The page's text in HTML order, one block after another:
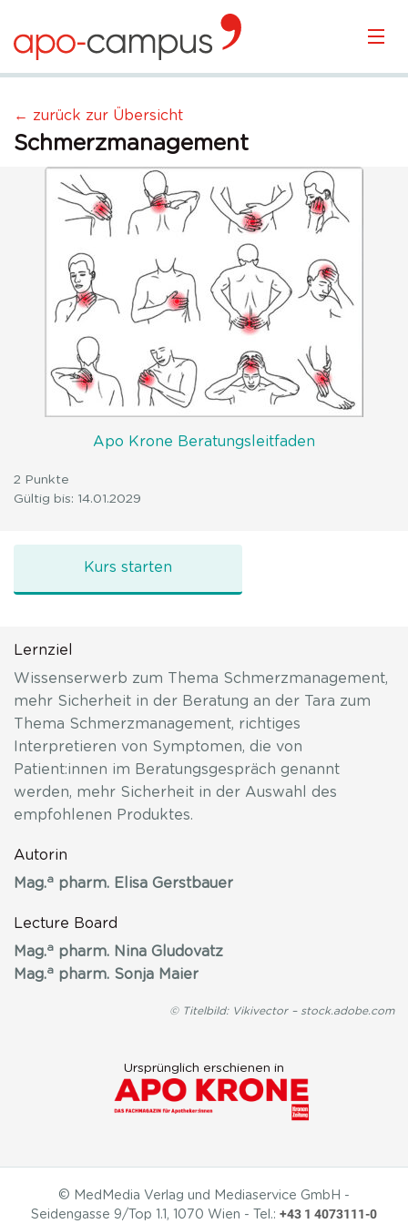
KOSTENLOS ANMELDEN
← zurück zur Übersicht
Schmerzmanagement
Apo Krone Beratungsleitfaden
2 Punkte
Gültig bis: 14.01.2029
Kurs starten
Lernziel
Wissenserwerb zum Thema Schmerzmanagement,
mehr Sicherheit in der Beratung an der Tara zum
Thema Schmerzmanagement, richtiges
Interpretieren von Symptomen, die von
Patient:innen im Beratungsgespräch genannt
werden, mehr Sicherheit in der Auswahl des
empfohlenen Produktes.
Autorin
Mag.a pharm. Elisa Gerstbauer
Lecture Board
Mag.a pharm. Nina Gludovatz
Mag.a pharm. Sonja Maier
© Titelbild: Vikivector – stock.adobe.com
Ursprünglich erschienen in
© MedMedia Verlag und Mediaservice GmbH -
Seidengasse 9/Top 1.1, 1070 Wien - Tel.: +43 1 4073111-0